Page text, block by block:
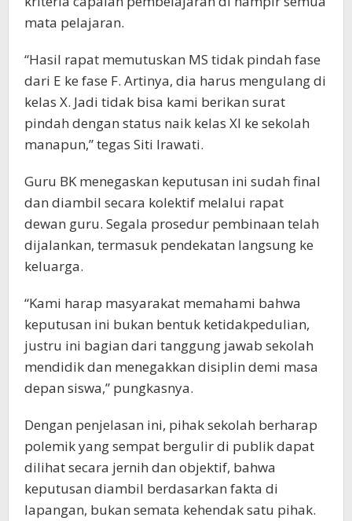
mata pelajaran.
“Hasil rapat memutuskan MS tidak pindah fase
dari E ke fase F. Artinya, dia harus mengulang di
kelas X. Jadi tidak bisa kami berikan surat
pindah dengan status naik kelas XI ke sekolah
manapun,” tegas Siti Irawati.
Guru BK menegaskan keputusan ini sudah final
dan diambil secara kolektif melalui rapat
dewan guru. Segala prosedur pembinaan telah
dijalankan, termasuk pendekatan langsung ke
keluarga.
“Kami harap masyarakat memahami bahwa
keputusan ini bukan bentuk ketidakpedulian,
justru ini bagian dari tanggung jawab sekolah
mendidik dan menegakkan disiplin demi masa
depan siswa,” pungkasnya.
Dengan penjelasan ini, pihak sekolah berharap
polemik yang sempat bergulir di publik dapat
dilihat secara jernih dan objektif, bahwa
keputusan diambil berdasarkan fakta di
lapangan, bukan semata kehendak satu pihak.